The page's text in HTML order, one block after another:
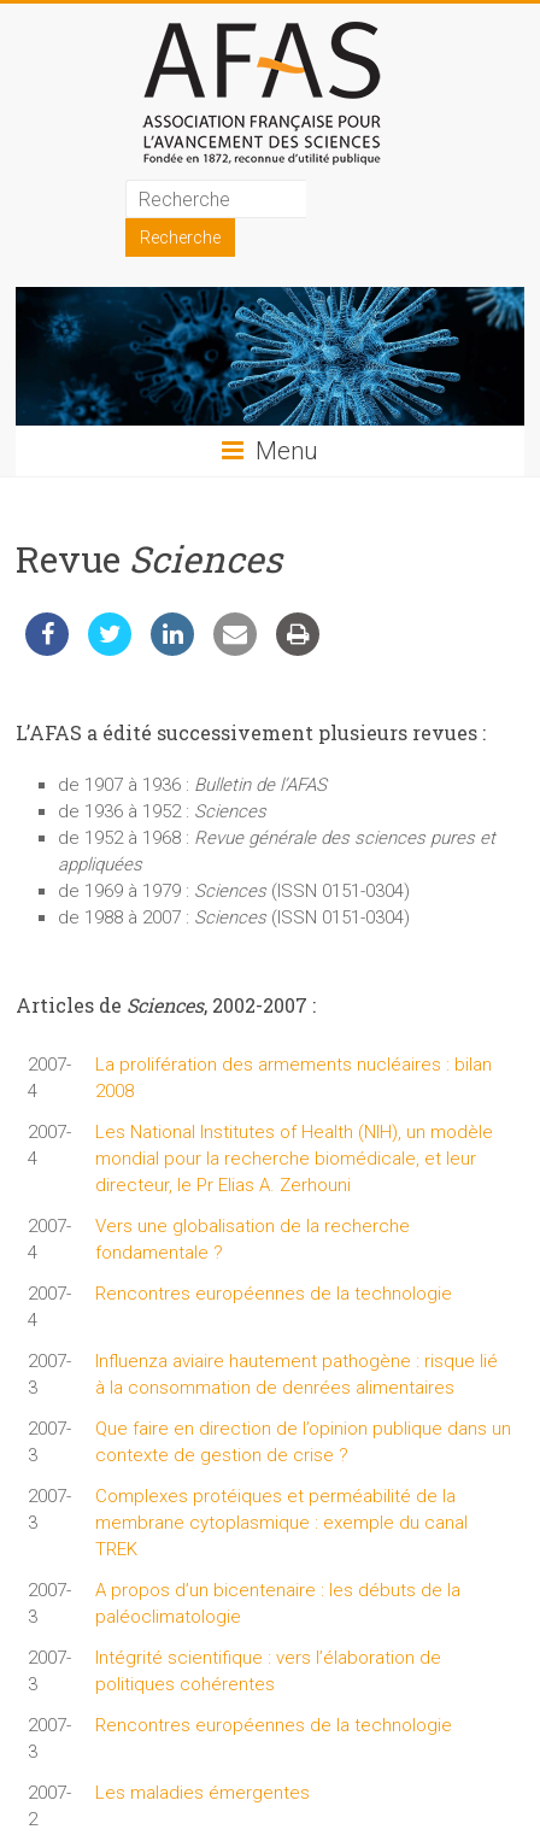
Association
française
pour
l'avancement
des
sciences
les
et
les
du
Menu
Revue Sciences
L’AFAS a édité successivement plusieurs revues :
de 1907 à 1936 : Bulletin de l’AFAS
de 1936 à 1952 : Sciences
de 1952 à 1968 : Revue générale des sciences pures et
appliquées
de 1969 à 1979 : Sciences(ISSN 0151-0304)
de 1988 à 2007 : Sciences(ISSN 0151-0304)
Articles de Sciences, 2002-2007 :
2007-
4
La prolifération des armements nucléaires : bilan
2008
2007-
4
Les National Institutes of Health (NIH), un modèle
mondial pour la recherche biomédicale, et leur
directeur, le Pr Elias A. Zerhouni
2007-
4
Vers une globalisation de la recherche
fondamentale ?
2007-
4
Rencontres européennes de la technologie
2007-
3
Influenza aviaire hautement pathogène : risque lié
à la consommation de denrées alimentaires
2007-
3
Que faire en direction de l’opinion publique dans un
contexte de gestion de crise ?
2007-
3
Complexes protéiques et perméabilité de la
membrane cytoplasmique : exemple du canal
TREK
2007-
3
A propos d’un bicentenaire : les débuts de la
paléoclimatologie
2007-
3
Intégrité scientifique : vers l’élaboration de
politiques cohérentes
2007-
3
Rencontres européennes de la technologie
2007-
2
Les maladies émergentes